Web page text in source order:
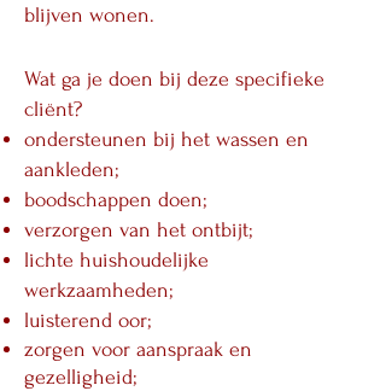
blijven wonen.
Wat ga je doen bij deze specifieke
cliënt?
ondersteunen bij het wassen en
aankleden;
boodschappen doen;
verzorgen van het ontbijt;
lichte huishoudelijke
werkzaamheden;
luisterend oor;
zorgen voor aanspraak en
gezelligheid;